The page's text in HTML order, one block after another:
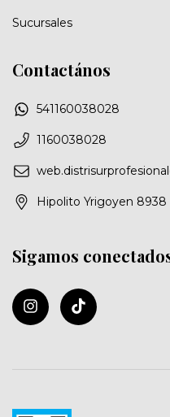
Sucursales
Contactános
541160038028
1160038028
Hipolito Yrigoyen 8938
Sigamos